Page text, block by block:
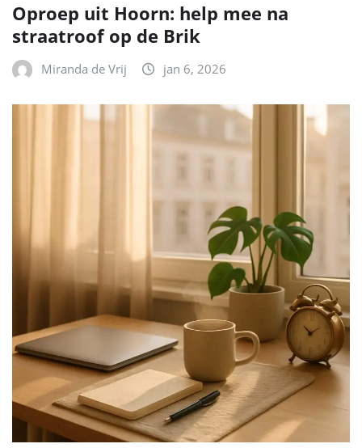
Oproep uit Hoorn: help mee na
straatroof op de Brik
Miranda de Vrij jan 6, 2026